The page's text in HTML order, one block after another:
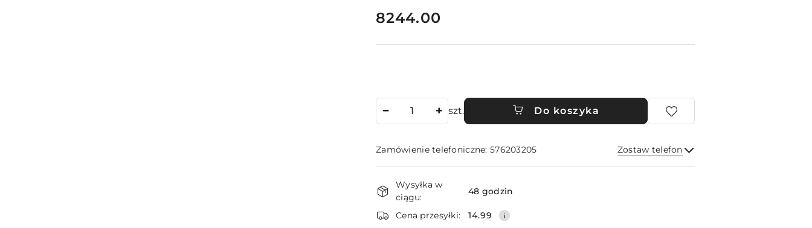
cena:
8244.00
szt. Do koszyka
Zamówienie telefoniczne: 576203205 Zostaw telefon
Wyślij
Dostępność
i
dostawa
Wysyłka w
ciągu:
48 godzin
Cena przesyłki: 14.99